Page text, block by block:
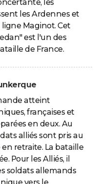
les
les Ardennes et
Maginot. Cet
est l'un des
de France.
atteint
françaises et
en deux. Au
alliés sont pris au
retraite. La bataille
Pour les Alliés, il
soldats allemands